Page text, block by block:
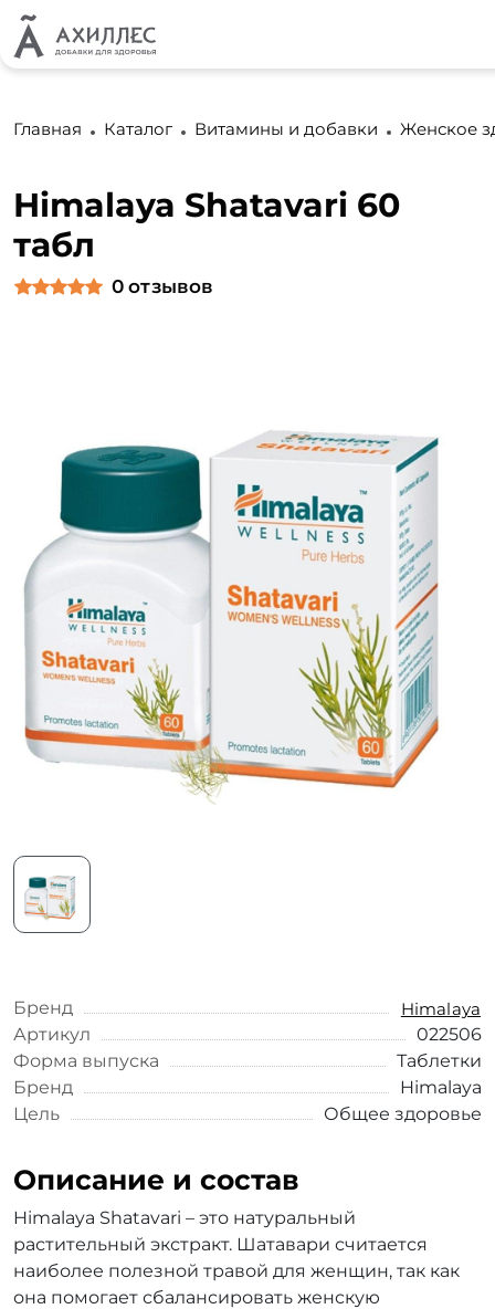
Главная Каталог Витамины и добавки Женское
Himalaya Shatavari 60
табл
0 отзывов
Бренд
Himalaya
Артикул
022506
Форма выпуска
Таблетки
Бренд
Himalaya
Цель
Общее здоровье
Описание и состав
Himalaya Shatavari – это натуральный
растительный экстракт. Шатавари считается
наиболее полезной травой для женщин, так как
она помогает сбалансировать женскую